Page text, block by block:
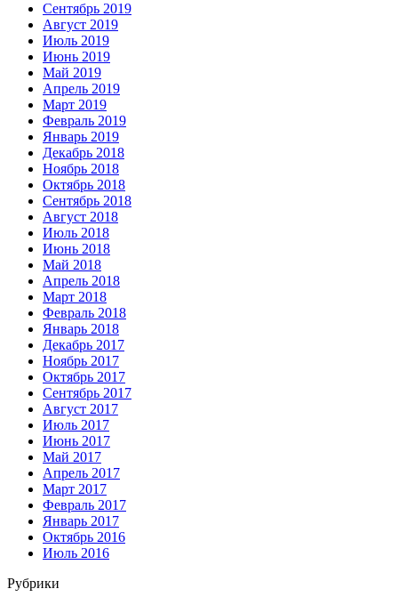
Сентябрь 2019
Август 2019
Июль 2019
Июнь 2019
Май 2019
Апрель 2019
Март 2019
Февраль 2019
Январь 2019
Декабрь 2018
Ноябрь 2018
Октябрь 2018
Сентябрь 2018
Август 2018
Июль 2018
Июнь 2018
Май 2018
Апрель 2018
Март 2018
Февраль 2018
Январь 2018
Декабрь 2017
Ноябрь 2017
Октябрь 2017
Сентябрь 2017
Август 2017
Июль 2017
Июнь 2017
Май 2017
Апрель 2017
Март 2017
Февраль 2017
Январь 2017
Октябрь 2016
Июль 2016
Рубрики